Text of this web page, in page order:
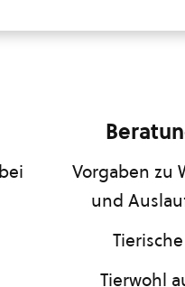
Vorgaben zu
und
Tierwohl